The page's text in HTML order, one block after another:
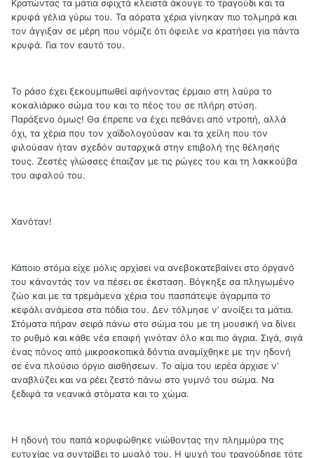
Κρατώντας τα μάτια σφιχτά κλειστά άκουγε το τραγούδι και τα
κρυφά γέλια γύρω του. Τα αόρατα χέρια γίνηκαν πιο τολμηρά και
τον άγγιξαν σε μέρη που νόμιζε ότι όφειλε να κρατήσει για πάντα
κρυφά. Για τον εαυτό του.
Το ράσο έχει ξεκουμπωθεί αφήνοντας έρμαιο στη λαύρα το
κοκαλιάρικο σώμα του και το πέος του σε πλήρη στύση.
Παράξενο όμως! Θα έπρεπε να έχει πεθάνει από ντροπή, αλλά
όχι, τα χέρια που τον χαϊδολογούσαν και τα χείλη που τον
φιλούσαν ήταν σχεδόν αυταρχικά στην επιβολή της θέλησής
τους. Ζεστές γλώσσες έπαιζαν με τις ρώγες του και τη λακκούβα
του αφαλού του.
Χανόταν!
Κάποιο στόμα είχε μόλις αρχίσει να ανεβοκατεβαίνει στο όργανό
του κάνοντάς τον να πέσει σε έκσταση. Βόγκηξε σα πληγωμένο
ζώο και με τα τρεμάμενα χέρια του πασπάτεψε άγαρμπα το
κεφάλι ανάμεσα στα πόδια του. Δεν τόλμησε ν’ ανοίξει τα μάτια.
Στόματα πήραν σειρά πάνω στο σώμα του με τη μουσική να δίνει
το ρυθμό και κάθε νέα επαφή γινόταν όλο και πιο άγρια. Σιγά, σιγά
ένας πόνος από μικροσκοπικά δόντια αναμίχθηκε με την ηδονή
σε ένα πλούσιο όργιο αισθήσεων. Το αίμα του ιερέα άρχισε ν’
αναβλύζει και να ρέει ζεστό πάνω στο γυμνό του σώμα. Να
ξεδιψά τα νεανικά στόματα και το χώμα.
Η ηδονή του παπά κορυφώθηκε νιώθοντας την πλημμύρα της
ευτυχίας να συντρίβει το μυαλό του. Η ψυχή του τραγούδησε τότε